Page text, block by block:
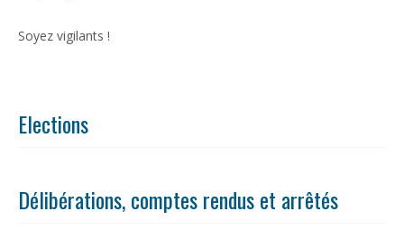
Soyez vigilants !
Elections
Délibérations, comptes rendus et arrêtés